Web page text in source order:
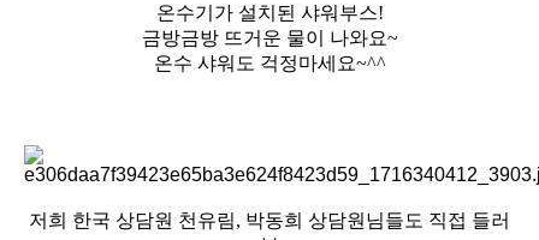
온수기가 설치된 샤워부스!
금방금방 뜨거운 물이 나와요~
온수 샤워도 걱정마세요~^^
저희 한국 상담원 천유림, 박동희 상담원님들도 직접 들러